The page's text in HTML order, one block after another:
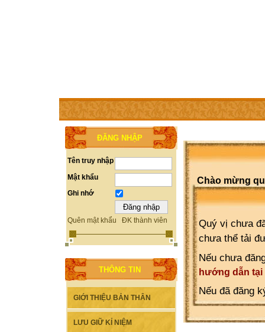
TRANG CHỦ THÀNH VIÊN TRỢ GIÚP WEBSITE
ĐĂNG NHẬP
Tên truy nhập
Mật khẩu
Ghi nhớ
Quên mật khẩu ĐK thành viên
THÔNG TIN
GIỚI THIỆU BẢN THÂN
LƯU GIỮ KỈ NIỆM
Chào mừng
Quý vị chưa
chưa thể tải
Nếu chưa
hướng dẫn tại
Nếu đã đăng